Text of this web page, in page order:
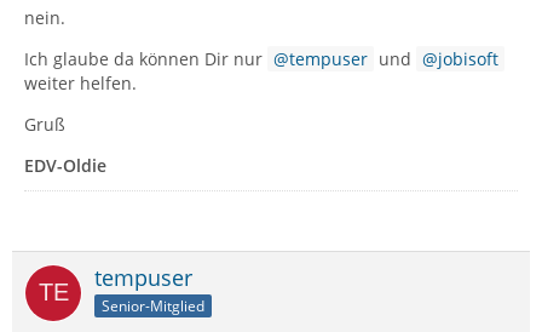
nein.
Ich glaube da können Dir nur
tempuser und
jobisoft
weiter helfen.
Gruß
EDV-Oldie
tempuser
Senior-Mitglied